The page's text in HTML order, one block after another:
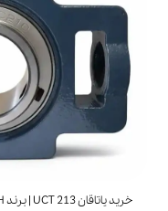
خرید یاتاقان UCT 213 | برند FYH ژاپن | استعلام قیمت